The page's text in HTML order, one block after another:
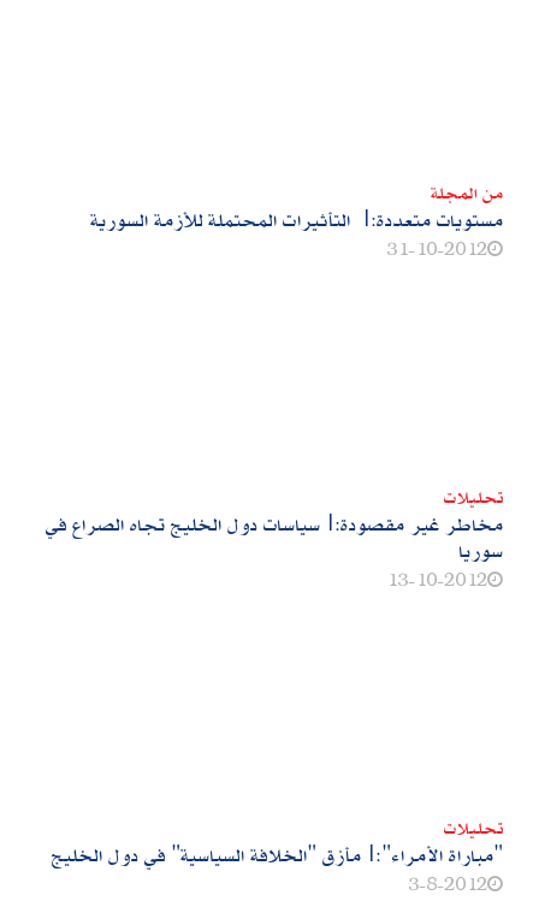
من المجلة
مستويات متعددة‮:‬| التأثيرات المحتملة للأزمة السورية
31-10-2012
تحليلات
مخاطر غير مقصودة:|سياسات دول الخليج تجاه الصراع في
سوريا
13-10-2012
تحليلات
"مباراة الأمراء":|مأزق "الخلافة السياسية" في دول الخليج
3-8-2012